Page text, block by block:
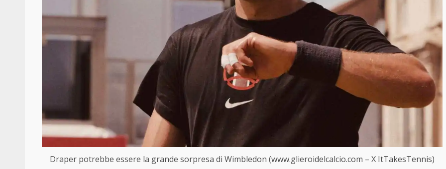
Draper potrebbe essere la grande sorpresa di Wimbledon (www.glieroidelcalcio.com – X ItTakesTennis)